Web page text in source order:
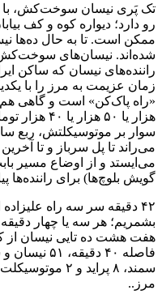
تک پَری نیسان سوخت‌کش، با
رو دارد؛ دیواره کوه و کف
ممکن است. تا به حال ده‌ها
راننده‌های نیسان که ساکن
زمان عزیمت به مرز را با
هزار یا ۵۰
سوار بر موتوسیکلتش، ربع
می‌راند تا پل سرباز و تا
می‌ایستد و از اوضاع مسیر
گویش بلوچ‌ها) برای راننده‌ها
۴۲ دقیقه سر سه راه
بشمریم؛ هر سه یا چهار
هفت هشت ده تایی نیسان از
سمند، ۸ پراید
مرز..